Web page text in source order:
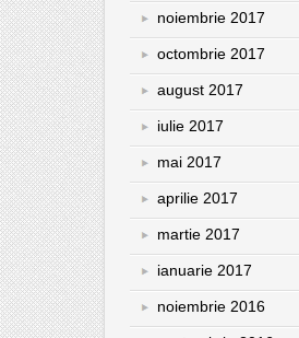
noiembrie 2017
octombrie 2017
august 2017
iulie 2017
mai 2017
aprilie 2017
martie 2017
ianuarie 2017
noiembrie 2016